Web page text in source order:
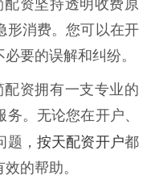
资坚持透明收费原
形消费。您可以在开
要的误解和纠纷。
资拥有一支专业的
。无论您在开户、
， 按天配资开户都
的帮助。